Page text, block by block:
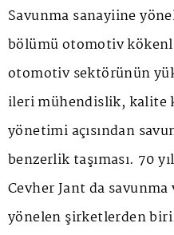
Savunma sanayiine
bölümü otomotiv
otomotiv sektörünün
ileri mühendislik, kalite
yönetimi açısından
benzerlik taşıması. 70
Cevher Jant da savunma
yönelen şirketlerden